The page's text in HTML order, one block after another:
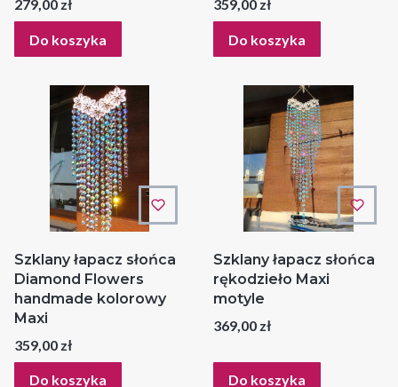
279,00 zł
Do koszyka
359,00 zł
Do koszyka
Szklany łapacz słońca
Diamond Flowers
handmade kolorowy
Maxi
Cena
359,00 zł
Do koszyka
Szklany łapacz słońca
rękodzieło Maxi
motyle
Cena
369,00 zł
Do koszyka